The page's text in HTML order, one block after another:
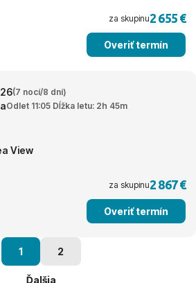
za skupinu2 655 €
Overiť termín
(7 nocí/8 dní)
Odlet 11:05 Dĺžka letu: 2h 45m
View
za skupinu2 867 €
Overiť termín
1 2
Ďalšia